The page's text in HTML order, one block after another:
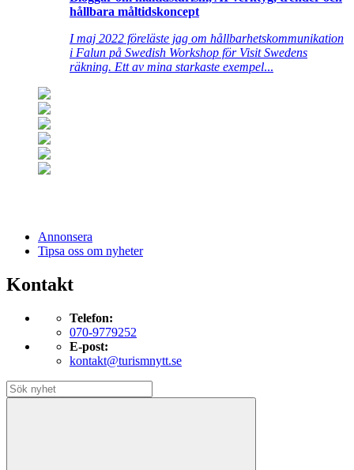
hållbara måltidskoncept
I maj 2022 föreläste jag om hållbarhetskommunikation
i Falun på Swedish Workshop för Visit Swedens
räkning. Ett av mina starkaste exempel...
Annonsera
Tipsa oss om nyheter
Kontakt
Telefon:
070-9779252
E-post:
kontakt@turismnytt.se